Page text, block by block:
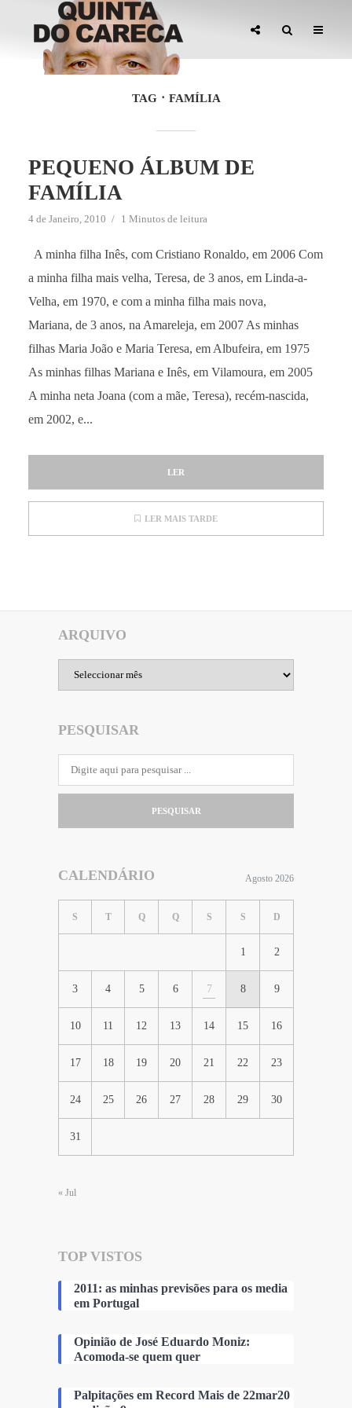
TAG FAMÍLIA
PEQUENO ÁLBUM DE
FAMÍLIA
4 de Janeiro, 2010 1 Minutos de leitura
A minha filha Inês, com Cristiano Ronaldo, em 2006 Com
a minha filha mais velha, Teresa, de 3 anos, em Linda-a-
Velha, em 1970, e com a minha filha mais nova,
Mariana, de 3 anos, na Amareleja, em 2007 As minhas
filhas Maria João e Maria Teresa, em Albufeira, em 1975
As minhas filhas Mariana e Inês, em Vilamoura, em 2005
A minha neta Joana (com a mãe, Teresa), recém-nascida,
em 2002, e...
LER
LER MAIS TARDE
ARQUIVO
PESQUISAR
PESQUISAR
CALENDÁRIO Agosto 2026
S T Q Q S S D
1 2
3 4 5 6 7 8 9
10 11 12 13 14 15 16
17 18 19 20 21 22 23
24 25 26 27 28 29 30
31
« Jul
TOP VISTOS
2011: as minhas previsões para os media
em Portugal
Opinião de José Eduardo Moniz:
Acomoda-se quem quer
Palpitações em Record Mais de 22mar20